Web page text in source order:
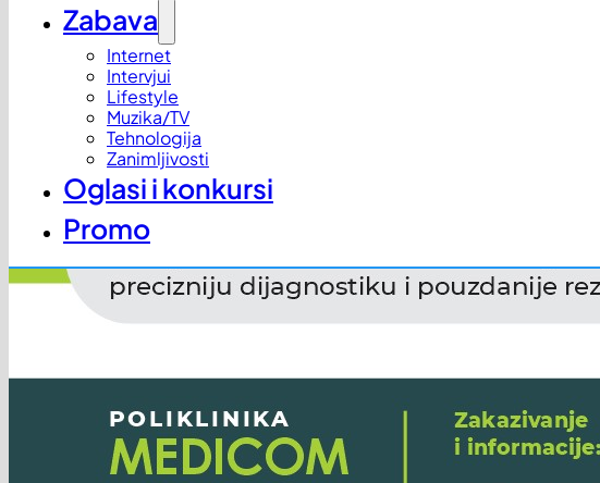
Zabava
Internet
Intervjui
Lifestyle
Muzika/TV
Tehnologija
Zanimljivosti
Oglasi i konkursi
Promo